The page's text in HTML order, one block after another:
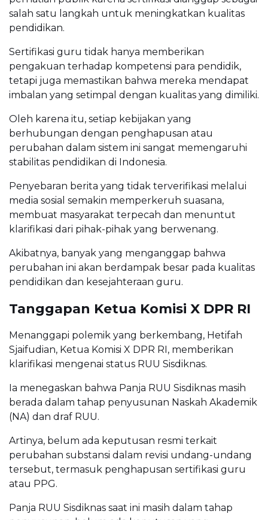
salah satu langkah untuk meningkatkan kualitas
pendidikan.
Sertifikasi guru tidak hanya memberikan
pengakuan terhadap kompetensi para pendidik,
tetapi juga memastikan bahwa mereka mendapat
imbalan yang setimpal dengan kualitas yang dimiliki.
Oleh karena itu, setiap kebijakan yang
berhubungan dengan penghapusan atau
perubahan dalam sistem ini sangat memengaruhi
stabilitas pendidikan di Indonesia.
Penyebaran berita yang tidak terverifikasi melalui
media sosial semakin memperkeruh suasana,
membuat masyarakat terpecah dan menuntut
klarifikasi dari pihak-pihak yang berwenang.
Akibatnya, banyak yang menganggap bahwa
perubahan ini akan berdampak besar pada kualitas
pendidikan dan kesejahteraan guru.
Tanggapan Ketua Komisi X DPR RI
Menanggapi polemik yang berkembang, Hetifah
Sjaifudian, Ketua Komisi X DPR RI, memberikan
klarifikasi mengenai status RUU Sisdiknas.
Ia menegaskan bahwa Panja RUU Sisdiknas masih
berada dalam tahap penyusunan Naskah Akademik
(NA) dan draf RUU.
Artinya, belum ada keputusan resmi terkait
perubahan substansi dalam revisi undang-undang
tersebut, termasuk penghapusan sertifikasi guru
atau PPG.
Panja RUU Sisdiknas saat ini masih dalam tahap